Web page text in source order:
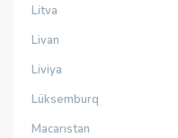
Litva
Livan
Liviya
Lüksemburq
Macarıstan